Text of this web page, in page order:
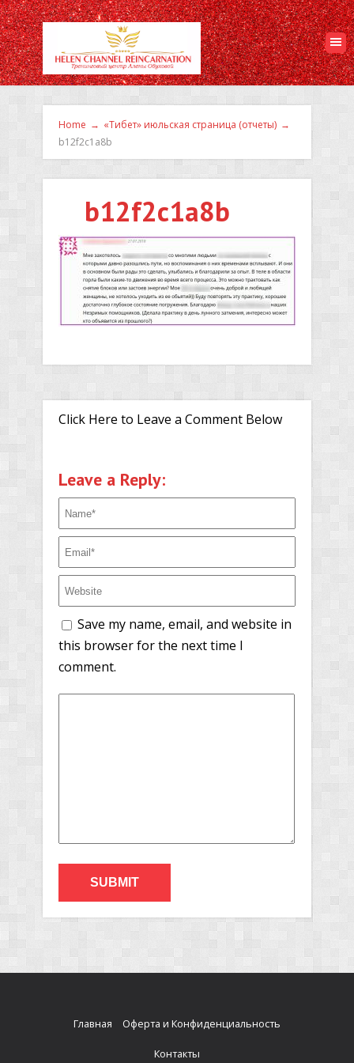
Home → «Тибет» июльская страница (отчеты) →
b12f2c1a8b
b12f2c1a8b
Click Here to Leave a Comment Below
Leave a Reply:
Save my name, email, and website in
this browser for the next time I
comment.
Главная Оферта и Конфиденциальность
Контакты